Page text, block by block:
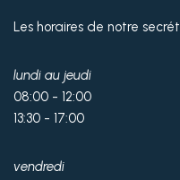
Les horaires de notre
lundi au jeudi
08:00 - 12:00
13:30 - 17:00
vendredi